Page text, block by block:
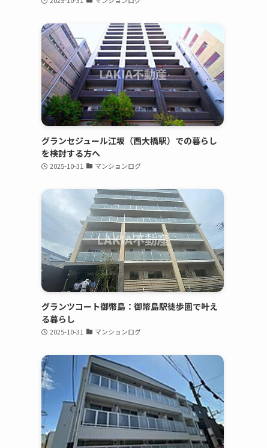
グランセジュール江坂（西大橋駅）での暮らし
を検討する方へ
2025-10-31 マンションログ
グランツコート御幣島：御幣島駅徒歩圏で叶え
る暮らし
2025-10-31 マンションログ